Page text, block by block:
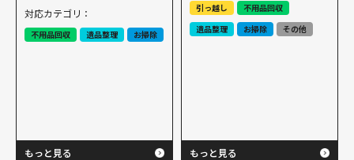
対応カテゴリ：
不用品回収 遺品整理 お掃除
もっと見る
引っ越し
不用品回収
遺品整理
お掃除 その他
もっと見る